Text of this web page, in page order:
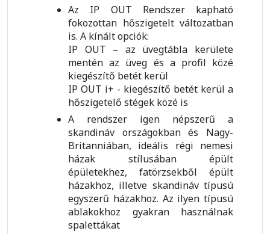
Az IP OUT Rendszer kapható
fokozottan hőszigetelt változatban
is. A kínált opciók:
IP OUT – az üvegtábla kerülete
mentén az üveg és a profil közé
kiegészítő betét kerül
IP OUT i+ - kiegészítő betét kerül a
hőszigetelő stégek közé is
A rendszer igen népszerű a
skandináv országokban és Nagy-
Britanniában, ideális régi nemesi
házak stílusában épült
épületekhez, fatörzsekből épült
házakhoz, illetve skandináv típusú
egyszerű házakhoz. Az ilyen típusú
ablakokhoz gyakran használnak
spalettákat